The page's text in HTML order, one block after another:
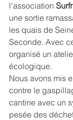
l’association
une sortie
les quais de
Seconde. Avec
organisé un
écologique.
Nous avons mis
contre le
cantine avec un
pesée des